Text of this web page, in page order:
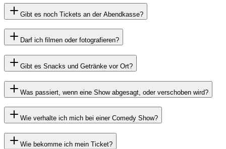
Gibt es noch Tickets an der Abendkasse?
Darf ich filmen oder fotografieren?
Gibt es Snacks und Getränke vor Ort?
Was passiert, wenn eine Show abgesagt, oder verschoben wird?
Wie verhalte ich mich bei einer Comedy Show?
Wie bekomme ich mein Ticket?